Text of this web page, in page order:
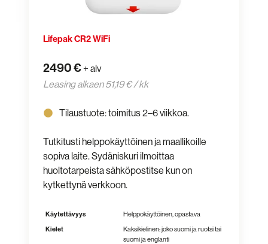
Lifepak CR2 WiFi
2490 €+ alv
Leasing alkaen 51,19 € / kk
Tilaustuote: toimitus 2–6 viikkoa.
Tutkitusti helppokäyttöinen ja maallikoille
sopiva laite. Sydäniskuri ilmoittaa
huoltotarpeista sähköpostitse kun on
kytkettynä verkkoon.
Käytettävyys
Helppokäyttöinen, opastava
Kielet
Kaksikielinen: joko suomi ja ruotsi tai
suomi ja englanti